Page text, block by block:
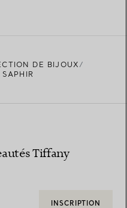
DE BIJOUX
Tiffany
INSCRIPTION